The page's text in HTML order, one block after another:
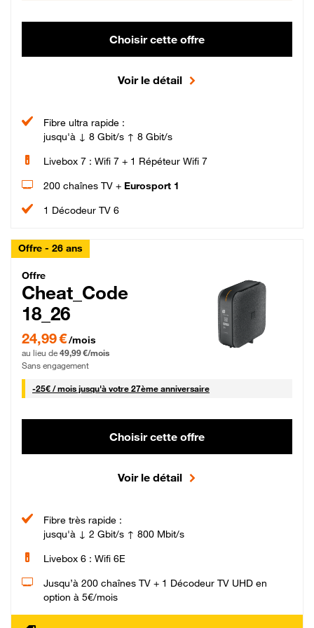
Choisir cette offre
Voir le détail
Fibre ultra rapide :
jusqu'à ↓ 8 Gbit/s ↑ 8 Gbit/s
Livebox 7 : Wifi 7 + 1 Répéteur Wifi 7
200 chaînes TV + Eurosport 1
1 Décodeur TV 6
Offre - 26 ans
Cheat_Code Fibre_18_26
Offre
Cheat_Code
18_26
24,99 € par mois pendant 0 mois puis 49,99 € par mois, Sans engagement
24,99 €/mois
au lieu de 49,99 €/mois
Sans engagement
-25€ / mois25 € par mois
jusqu'à votre 27ème anniversaire
Choisir cette offre
Voir le détail
Fibre très rapide :
jusqu'à ↓ 2 Gbit/s ↑ 800 Mbit/s
Livebox 6 : Wifi 6E
Jusqu’à 200 chaînes TV + 1 Décodeur TV UHD en
option à 5€/mois